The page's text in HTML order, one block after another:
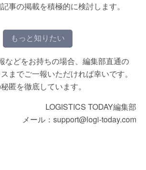
事の掲載を積極的に検討します。
もっと知りたい
などをお持ちの場合、編集部直通の
までご一報いただければ幸いです。
匿を徹底しています。
LOGISTICS TODAY編集部
メール：support@logi-today.com